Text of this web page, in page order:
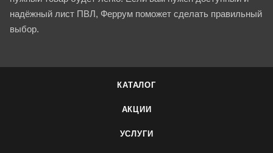
надёжный лист ПВЛ, Феррум поможет сделать правильный
выбор.
КАТАЛОГ
АКЦИИ
УСЛУГИ